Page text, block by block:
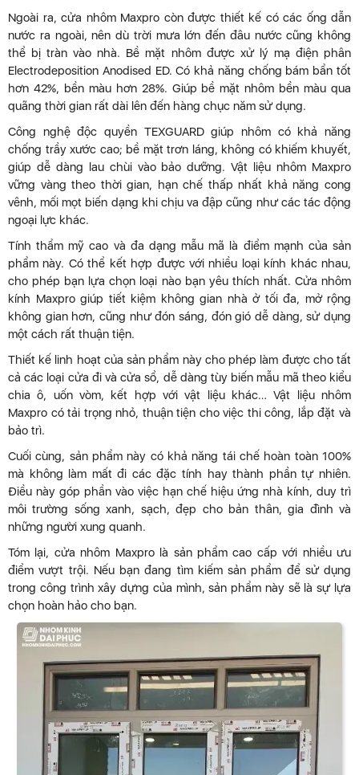
Ngoài ra, cửa nhôm Maxpro còn được thiết kế có các ống dẫn
nước ra ngoài, nên dù trời mưa lớn đến đâu nước cũng không
thể bị tràn vào nhà. Bề mặt nhôm được xử lý mạ điện phân
Electrodeposition Anodised ED. Có khả năng chống bám bẩn tốt
hơn 42%, bền màu hơn 28%. Giúp bề mặt nhôm bền màu qua
quãng thời gian rất dài lên đến hàng chục năm sử dụng.
Công nghệ độc quyền TEXGUARD giúp nhôm có khả năng
chống trầy xước cao; bề mặt trơn láng, không có khiếm khuyết,
giúp dễ dàng lau chùi vào bảo dưỡng. Vật liệu nhôm Maxpro
vững vàng theo thời gian, hạn chế thấp nhất khả năng cong
vênh, mối mọt biến dạng khi chịu va đập cũng như các tác động
ngoại lực khác.
Tính thẩm mỹ cao và đa dạng mẫu mã là điểm mạnh của sản
phẩm này. Có thể kết hợp được với nhiều loại kính khác nhau,
cho phép bạn lựa chọn loại nào bạn yêu thích nhất. Cửa nhôm
kính Maxpro giúp tiết kiệm không gian nhà ở tối đa, mở rộng
không gian hơn, cũng như đón sáng, đón gió dễ dàng, sử dụng
một cách rất thuận tiện.
Thiết kế linh hoạt của sản phẩm này cho phép làm được cho tất
cả các loại cửa đi và cửa sổ, dễ dàng tùy biến mẫu mã theo kiểu
chia ô, uốn vòm, kết hợp với vật liệu khác… Vật liệu nhôm
Maxpro có tải trọng nhỏ, thuận tiện cho việc thi công, lắp đặt và
bảo trì.
Cuối cùng, sản phẩm này có khả năng tái chế hoàn toàn 100%
mà không làm mất đi các đặc tính hay thành phần tự nhiên.
Điều này góp phần vào việc hạn chế hiệu ứng nhà kính, duy trì
môi trường sống xanh, sạch, đẹp cho bản thân, gia đình và
những người xung quanh.
Tóm lại, cửa nhôm Maxpro là sản phẩm cao cấp với nhiều ưu
điểm vượt trội. Nếu bạn đang tìm kiếm sản phẩm để sử dụng
trong công trình xây dựng của mình, sản phẩm này sẽ là sự lựa
chọn hoàn hảo cho bạn.